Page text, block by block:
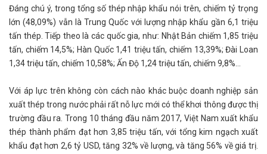
Đáng chú ý, trong tổng số thép nhập khẩu nói trên, chiếm tỷ trọng
lớn (48,09%) vẫn là Trung Quốc với lượng nhập khẩu gần 6,1 triệu
tấn thép. Tiếp theo là các quốc gia, như: Nhật Bản chiếm 1,85 triệu
tấn, chiếm 14,5%; Hàn Quốc 1,41 triệu tấn, chiếm 13,39%; Đài Loan
1,34 triệu tấn, chiếm 10,58%; Ấn Độ 1,24 triệu tấn, chiếm 9,8%...
Với áp lực trên không còn cách nào khác buộc doanh nghiệp sản
xuất thép trong nước phải rất nỗ lực mới có thể khơi thông được thị
trường đầu ra. Trong 10 tháng đầu năm 2017, Việt Nam xuất khẩu
thép thành phẩm đạt hơn 3,85 triệu tấn, với tổng kim ngạch xuất
khẩu đạt hơn 2,6 tỷ USD, tăng 32% về lượng, và tăng 56% về giá trị.